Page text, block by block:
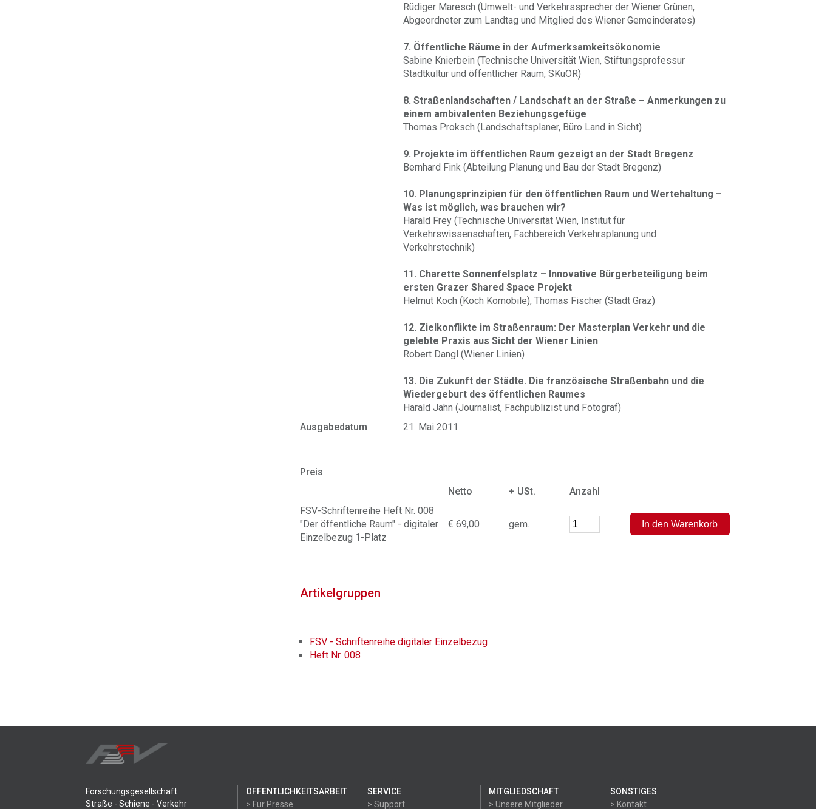
Rüdiger Maresch (Umwelt- und Verkehrssprecher der Wiener Grünen,
Abgeordneter zum Landtag und Mitglied des Wiener Gemeinderates)
7. Öffentliche Räume in der Aufmerksamkeitsökonomie
Sabine Knierbein (Technische Universität Wien, Stiftungsprofessur
Stadtkultur und öffentlicher Raum, SKuOR)
8. Straßenlandschaften / Landschaft an der Straße – Anmerkungen zu
einem ambivalenten Beziehungsgefüge
Thomas Proksch (Landschaftsplaner, Büro Land in Sicht)
9. Projekte im öffentlichen Raum gezeigt an der Stadt Bregenz
Bernhard Fink (Abteilung Planung und Bau der Stadt Bregenz)
10. Planungsprinzipien für den öffentlichen Raum und Wertehaltung –
Was ist möglich, was brauchen wir?
Harald Frey (Technische Universität Wien, Institut für
Verkehrswissenschaften, Fachbereich Verkehrsplanung und
Verkehrstechnik)
11. Charette Sonnenfelsplatz – Innovative Bürgerbeteiligung beim
ersten Grazer Shared Space Projekt
Helmut Koch (Koch Komobile), Thomas Fischer (Stadt Graz)
12. Zielkonflikte im Straßenraum: Der Masterplan Verkehr und die
gelebte Praxis aus Sicht der Wiener Linien
Robert Dangl (Wiener Linien)
13. Die Zukunft der Städte. Die französische Straßenbahn und die
Wiedergeburt des öffentlichen Raumes
Harald Jahn (Journalist, Fachpublizist und Fotograf)
Ausgabedatum
21. Mai 2011
Preis
Netto
+ USt.
Anzahl
FSV-Schriftenreihe Heft Nr. 008
"Der öffentliche Raum" - digitaler
Einzelbezug 1-Platz
€ 69,00 gem.
Artikelgruppen
FSV - Schriftenreihe digitaler Einzelbezug
Heft Nr. 008
Forschungsgesellschaft
Straße - Schiene - Verkehr
ÖFFENTLICHKEITSARBEIT
> Für Presse
SERVICE
> Support
MITGLIEDSCHAFT
> Unsere Mitglieder
SONSTIGES
> Kontakt